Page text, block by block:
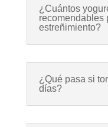
¿Cuántos
recomendables
estreñimiento?
¿Qué pasa si
días?